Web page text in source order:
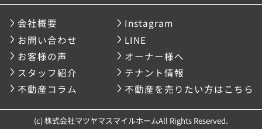
会社概要
Instagram
お問い合わせ
LINE
お客様の声
オーナー様へ
スタッフ紹介
テナント情報
不動産コラム
不動産を売りたい方はこちら
(c) 株式会社マツヤマスマイルホームAll Rights Reserved.